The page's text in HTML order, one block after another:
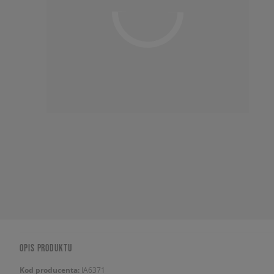
OPIS PRODUKTU
Kod producenta: IA6371